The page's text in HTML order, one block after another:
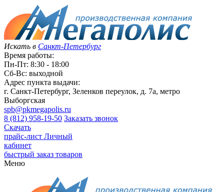
Искать в Санкт-Петербург
Время работы:
Пн-Пт: 8:30 - 18:00
Сб-Вс: выходной
Адрес пункта выдачи:
г. Санкт-Петербург, Зеленков переулок, д. 7а, метро
Выборгская
spb@pkmegapolis.ru
8 (812) 958-19-50 Заказать звонок
Скачать
прайс-лист Личный
кабинет
быстрый заказ товаров
Меню